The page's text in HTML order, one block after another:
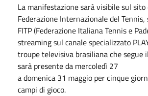
La manifestazione sarà visibile sul sito
Federazione Internazionale del
FITP (Federazione Italiana Tennis e
streaming sul canale specializzato
troupe televisiva brasiliana che segue
sarà presente da mercoledì 27
adomenica 31 maggio per cinque
campi di gioco.